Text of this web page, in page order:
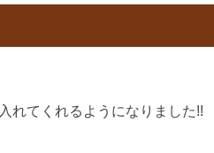
れてくれるようになりました!!